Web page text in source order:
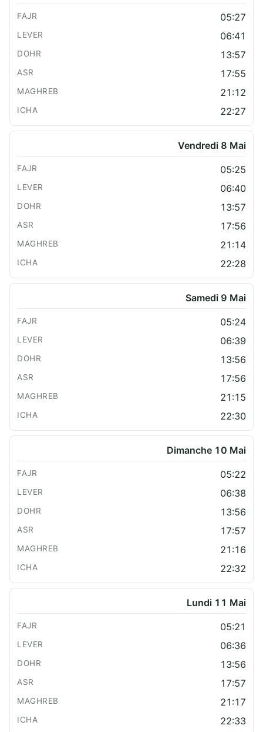
05:27
06:41
13:57
17:55
21:12
22:27
Vendredi 8 Mai
05:25
06:40
13:57
17:56
21:14
22:28
Samedi 9 Mai
05:24
06:39
13:56
17:56
21:15
22:30
Dimanche 10 Mai
05:22
06:38
13:56
17:57
21:16
22:32
Lundi 11 Mai
05:21
06:36
13:56
17:57
21:17
22:33